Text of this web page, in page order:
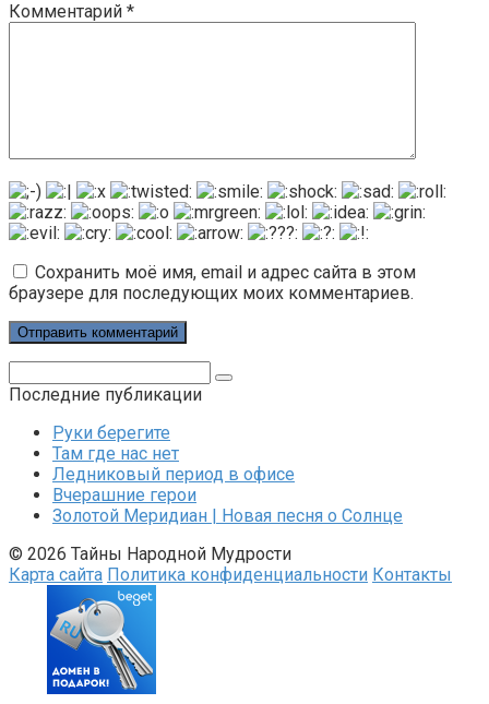
Комментарий *
Сохранить моё имя, email и адрес сайта в этом
браузере для последующих моих комментариев.
Последние публикации
Руки берегите
Там где нас нет
Ледниковый период в офисе
Вчерашние герои
Золотой Меридиан | Новая песня о Солнце
© 2026 Тайны Народной Мудрости
Карта сайта Политика конфиденциальности Контакты